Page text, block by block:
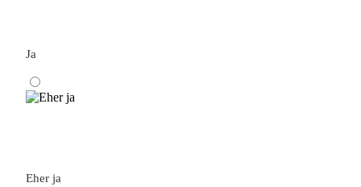
Ja
Eher ja